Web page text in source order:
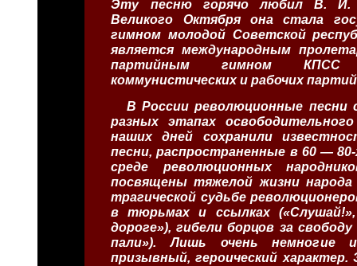
Эту песню горячо любил В. И.
Великого Октября она стала
гимном молодой Советской
является международным
партийным гимном
коммунистических и рабочих
В России революционные песни
разных этапах
наших дней сохранили
песни, распространенные в 60 — 80-
среде революционных
посвящены тяжелой жизни народа
трагической судьбе
в тюрьмах и ссылках
дороге»), гибели борцов за
пали»). Лишь очень немногие
призывный, героический характер.